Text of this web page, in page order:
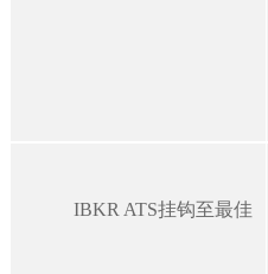
IBKR ATS挂钩至最佳